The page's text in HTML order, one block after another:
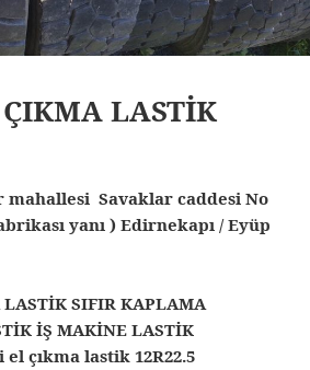
LASTİK
mahallesi Savaklar caddesi No
yanı ) Edirnekapı / Eyüp
SIFIR KAPLAMA
İŞ MAKİNE LASTİK
çıkma lastik 12R22.5